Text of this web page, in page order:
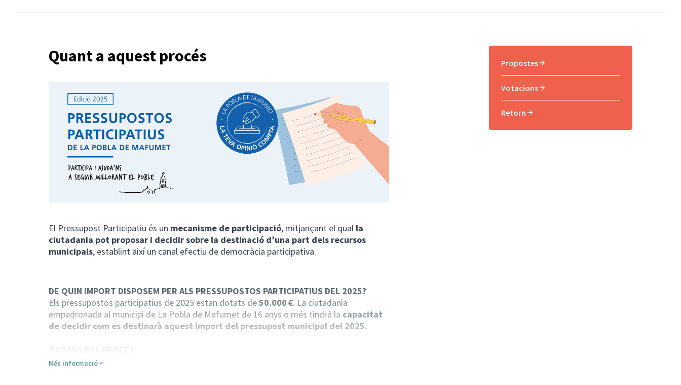
Quant a aquest procés
El Pressupost Participatiu és un mecanisme de participació, mitjançant el qual la
ciutadania pot proposar i decidir sobre la destinació d’una part dels recursos
municipals, establint així un canal efectiu de democràcia participativa.
DE QUIN IMPORT DISPOSEM PER ALS PRESSUPOSTOS PARTICIPATIUS DEL 2025?
Els pressupostos participatius de 2025 estan dotats de50.000 €. La ciutadania
empadronada al municipi de La Pobla de Mafumet de 16 anys o més tindrà la capacitat
de decidir com es destinarà aquest import del pressupost municipal del 2025.
Els Pressupostos Participatius comptaran amb els següents òrgans de seguiment,
Més informació
Propostes
Votacions
Retorn